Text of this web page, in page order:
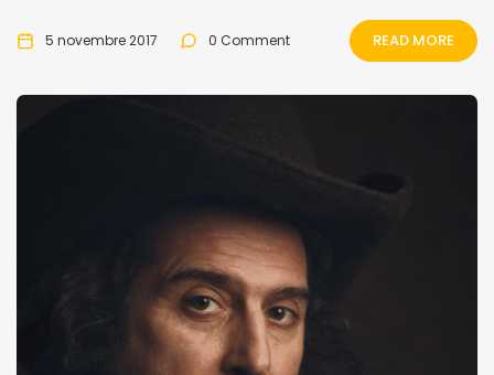
5 novembre 2017 0 Comment READ MORE